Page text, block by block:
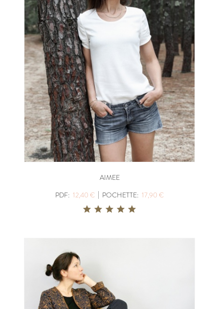
AIMEE
PDF: 12,40 € | POCHETTE: 17,90 €